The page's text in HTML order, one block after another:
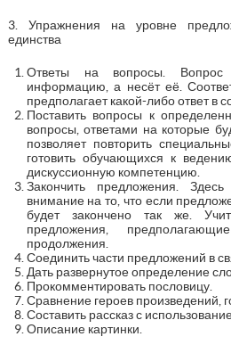
3. Упражнения на уровне
единства
Ответы на вопросы. Вопрос
информацию, а несёт её.
предполагает какой-либо ответ в
Поставить вопросы к
вопросы, ответами на которые
позволяет повторить
готовить обучающихся к
дискуссионную компетенцию.
Закончить предложения.
внимание на то, что если
будет закончено так же.
предложения,
продолжения.
Соединить части предложений в
Дать развернутое определение
Прокомментировать пословицу.
Сравнение героев произведений,
Составить рассказ с
Описание картинки.